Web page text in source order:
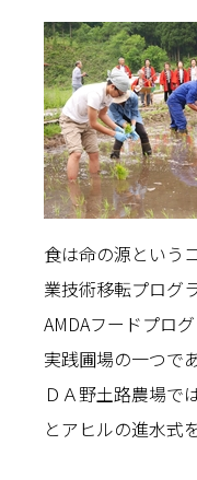
食は命の源という
業技術移転プログ
AMDAフードプロ
実践圃場の一つで
ＤＡ野土路農場で
とアヒルの進水式